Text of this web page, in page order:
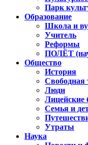
Парк
Образование
Школа и
Учитель
Реформы
ПОЛЁТ
Общество
История
Свободная
Люди
Лицейские
Семья и
Утраты
Наука